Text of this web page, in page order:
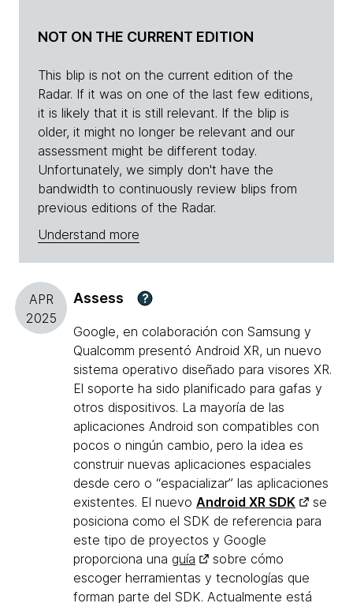
NOT ON THE CURRENT EDITION
This blip is not on the current edition of the
Radar. If it was on one of the last few editions,
it is likely that it is still relevant. If the blip is
older, it might no longer be relevant and our
assessment might be different today.
Unfortunately, we simply don't have the
bandwidth to continuously review blips from
previous editions of the Radar.
Understand more
APR
2025
Assess ?
Google, en colaboración con Samsung y
Qualcomm presentó Android XR, un nuevo
sistema operativo diseñado para visores XR.
El soporte ha sido planificado para gafas y
otros dispositivos. La mayoría de las
aplicaciones Android son compatibles con
pocos o ningún cambio, pero la idea es
construir nuevas aplicaciones espaciales
desde cero o “espacializar” las aplicaciones
existentes. El nuevo Android XR SDK
se
posiciona como el SDK de referencia para
este tipo de proyectos y Google
proporciona una guía
sobre cómo
escoger herramientas y tecnologías que
forman parte del SDK. Actualmente está